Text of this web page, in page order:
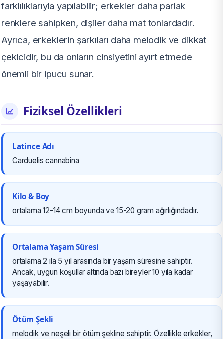
farklılıklarıyla yapılabilir; erkekler daha parlak
renklere sahipken, dişiler daha mat tonlardadır.
Ayrıca, erkeklerin şarkıları daha melodik ve dikkat
çekicidir, bu da onların cinsiyetini ayırt etmede
önemli bir ipucu sunar.
Fiziksel Özellikleri
Latince Adı
Carduelis cannabina
Kilo & Boy
ortalama 12-14 cm boyunda ve 15-20 gram ağırlığındadır.
Ortalama Yaşam Süresi
ortalama 2 ila 5 yıl arasında bir yaşam süresine sahiptir.
Ancak, uygun koşullar altında bazı bireyler 10 yıla kadar
yaşayabilir.
Ötüm Şekli
melodik ve neşeli bir ötüm şekline sahiptir. Özellikle erkekler,